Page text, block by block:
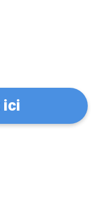
ici